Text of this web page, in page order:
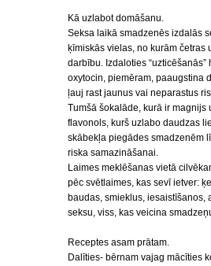
Kā uzlabot domāšanu.
Seksa laikā smadzenēs izdalās
ķīmiskās vielas, no kurām četras
darbību. Izdaloties “uzticēšanās”
oxytocin, piemēram, paaugstina
ļauj rast jaunus vai neparastus
Tumšā šokalāde, kurā ir magnijs
flavonols, kurš uzlabo daudzas
skābekļa piegādes smadzenēm
riska samazināšanai.
Laimes meklēšanas vietā
pēc svētlaimes, kas sevī ietver:
baudas, smieklus, iesaistīšanos,
seksu, viss, kas veicina
Receptes asam prātam.
Dalīties- bērnam vajag mācīties